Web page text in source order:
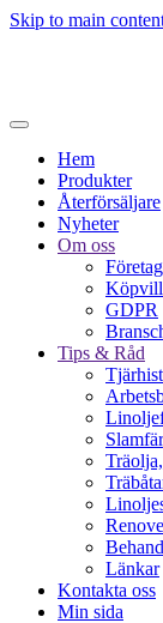
Skip to main
Hem
Produkter
Återförsäljare
Nyheter
Om oss
GDPR
Tips & Råd
Länkar
Kontakta oss
Min sida